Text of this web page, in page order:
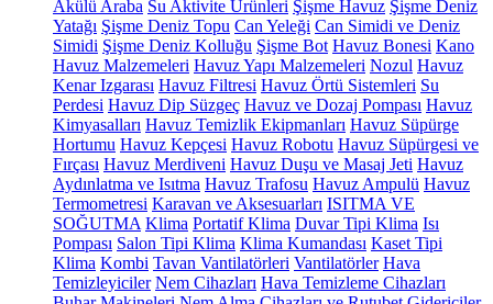
Akülü Araba Su Aktivite Ürünleri Şişme Havuz Şişme Deniz
Yatağı Şişme Deniz Topu Can Yeleği Can Simidi ve Deniz
Simidi Şişme Deniz Kolluğu Şişme Bot Havuz Bonesi Kano
Havuz Malzemeleri Havuz Yapı Malzemeleri Nozul Havuz
Kenar Izgarası Havuz Filtresi Havuz Örtü Sistemleri Su
Perdesi Havuz Dip Süzgeç Havuz ve Dozaj Pompası Havuz
Kimyasalları Havuz Temizlik Ekipmanları Havuz Süpürge
Hortumu Havuz Kepçesi Havuz Robotu Havuz Süpürgesi ve
Fırçası Havuz Merdiveni Havuz Duşu ve Masaj Jeti Havuz
Aydınlatma ve Isıtma Havuz Trafosu Havuz Ampulü Havuz
Termometresi Karavan ve Aksesuarları ISITMA VE
SOĞUTMA Klima Portatif Klima Duvar Tipi Klima Isı
Pompası Salon Tipi Klima Klima Kumandası Kaset Tipi
Klima Kombi Tavan Vantilatörleri Vantilatörler Hava
Temizleyiciler Nem Cihazları Hava Temizleme Cihazları